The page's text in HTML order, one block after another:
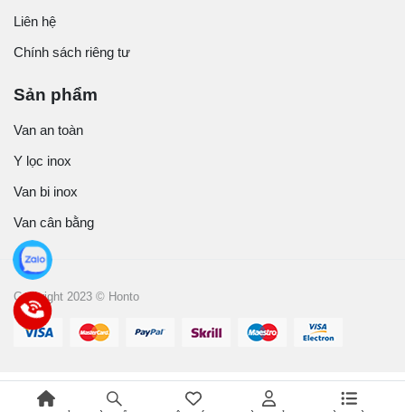
Liên hệ
Chính sách riêng tư
Sản phẩm
Van an toàn
Y lọc inox
Van bi inox
Van cân bằng
Copyright 2023 © Honto